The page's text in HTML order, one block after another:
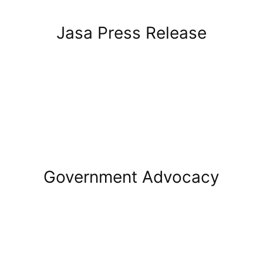
Jasa Press Release
Government Advocacy